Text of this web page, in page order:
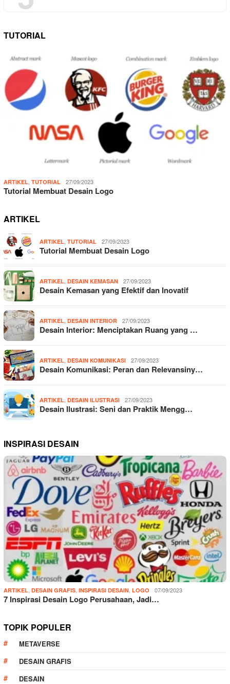
TUTORIAL
ARTIKEL TUTORIAL 27/09/2023
Tutorial Membuat Desain Logo
ARTIKEL
ARTIKEL TUTORIAL 27/09/2023
Tutorial Membuat Desain Logo
ARTIKEL DESAIN KEMASAN 27/09/2023
Desain Kemasan yang Efektif dan Inovatif
ARTIKEL DESAIN INTERIOR 27/09/2023
Desain Interior: Menciptakan Ruang yang …
ARTIKEL DESAIN KOMUNIKASI 27/09/2023
Desain Komunikasi: Peran dan Relevansiny…
ARTIKEL DESAIN ILUSTRASI 27/09/2023
Desain Ilustrasi: Seni dan Praktik Mengg…
INSPIRASI DESAIN
ARTIKEL DESAIN GRAFIS INSPIRASI DESAIN LOGO 07/09/2023
7 Inspirasi Desain Logo Perusahaan, Jadi…
TOPIK POPULER
METAVERSE
DESAIN GRAFIS
DESAIN